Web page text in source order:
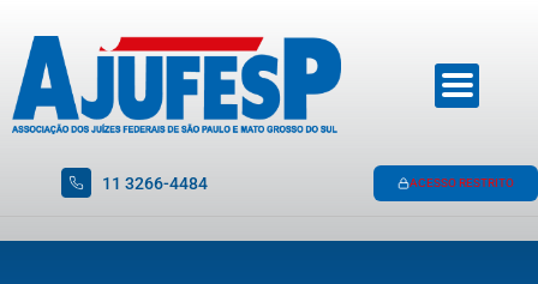
11 3266-4484 ACESSO RESTRITO